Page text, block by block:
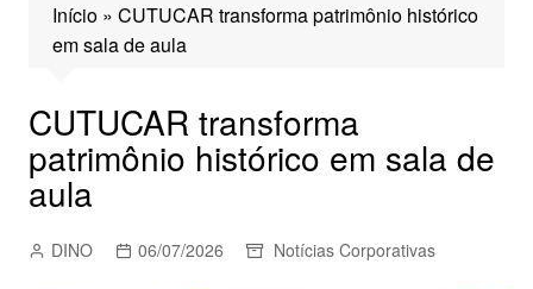
Início» CUTUCAR transforma patrimônio histórico
em sala de aula
CUTUCAR transforma
patrimônio histórico em sala de
aula
DINO 06/07/2026 Notícias Corporativas